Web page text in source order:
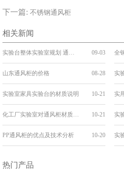
下一篇: 不锈钢通风柜
相关新闻
09-03 全
山东通风柜的价格 08-28
实验室家具实验台的材质说明 10-21 实
10-21
PP通风柜的优点及技术分析 10-20 实
热门产品